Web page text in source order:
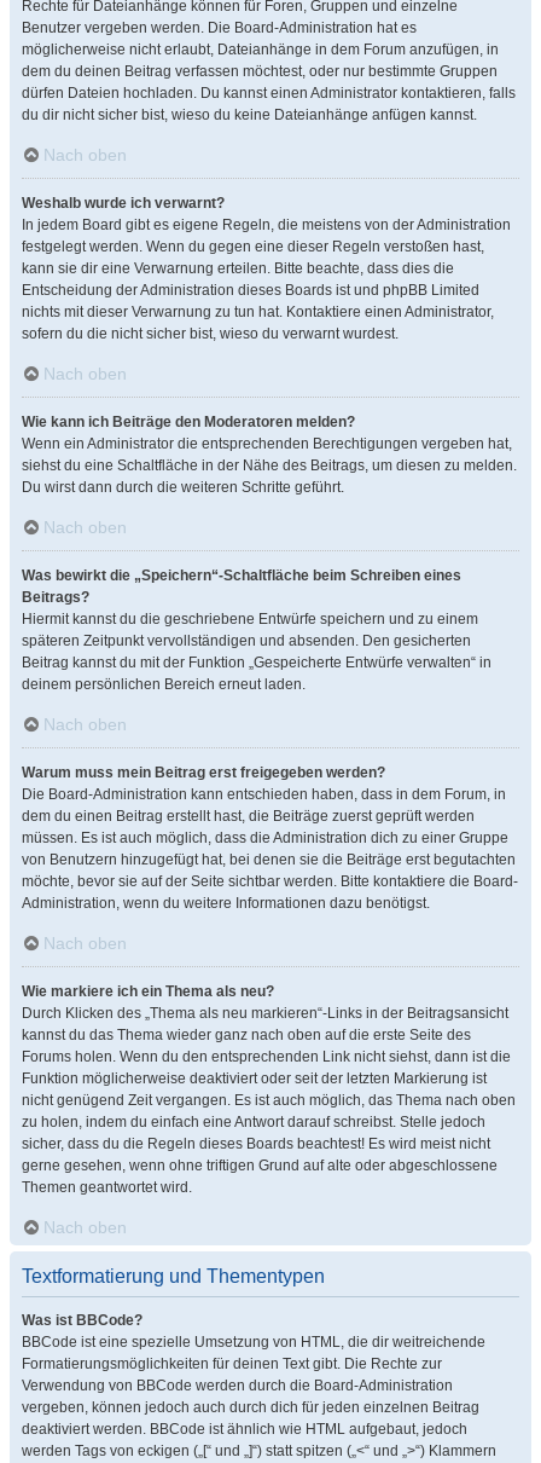
Rechte für Dateianhänge können für Foren, Gruppen und einzelne
Benutzer vergeben werden. Die Board-Administration hat es
möglicherweise nicht erlaubt, Dateianhänge in dem Forum anzufügen, in
dem du deinen Beitrag verfassen möchtest, oder nur bestimmte Gruppen
dürfen Dateien hochladen. Du kannst einen Administrator kontaktieren, falls
du dir nicht sicher bist, wieso du keine Dateianhänge anfügen kannst.
Nach oben
Weshalb wurde ich verwarnt?
In jedem Board gibt es eigene Regeln, die meistens von der Administration
festgelegt werden. Wenn du gegen eine dieser Regeln verstoßen hast,
kann sie dir eine Verwarnung erteilen. Bitte beachte, dass dies die
Entscheidung der Administration dieses Boards ist und phpBB Limited
nichts mit dieser Verwarnung zu tun hat. Kontaktiere einen Administrator,
sofern du die nicht sicher bist, wieso du verwarnt wurdest.
Nach oben
Wie kann ich Beiträge den Moderatoren melden?
Wenn ein Administrator die entsprechenden Berechtigungen vergeben hat,
siehst du eine Schaltfläche in der Nähe des Beitrags, um diesen zu melden.
Du wirst dann durch die weiteren Schritte geführt.
Nach oben
Was bewirkt die „Speichern“-Schaltfläche beim Schreiben eines
Beitrags?
Hiermit kannst du die geschriebene Entwürfe speichern und zu einem
späteren Zeitpunkt vervollständigen und absenden. Den gesicherten
Beitrag kannst du mit der Funktion „Gespeicherte Entwürfe verwalten“ in
deinem persönlichen Bereich erneut laden.
Nach oben
Warum muss mein Beitrag erst freigegeben werden?
Die Board-Administration kann entschieden haben, dass in dem Forum, in
dem du einen Beitrag erstellt hast, die Beiträge zuerst geprüft werden
müssen. Es ist auch möglich, dass die Administration dich zu einer Gruppe
von Benutzern hinzugefügt hat, bei denen sie die Beiträge erst begutachten
möchte, bevor sie auf der Seite sichtbar werden. Bitte kontaktiere die Board-
Administration, wenn du weitere Informationen dazu benötigst.
Nach oben
Wie markiere ich ein Thema als neu?
Durch Klicken des „Thema als neu markieren“-Links in der Beitragsansicht
kannst du das Thema wieder ganz nach oben auf die erste Seite des
Forums holen. Wenn du den entsprechenden Link nicht siehst, dann ist die
Funktion möglicherweise deaktiviert oder seit der letzten Markierung ist
nicht genügend Zeit vergangen. Es ist auch möglich, das Thema nach oben
zu holen, indem du einfach eine Antwort darauf schreibst. Stelle jedoch
sicher, dass du die Regeln dieses Boards beachtest! Es wird meist nicht
gerne gesehen, wenn ohne triftigen Grund auf alte oder abgeschlossene
Themen geantwortet wird.
Nach oben
Textformatierung und Thementypen
Was ist BBCode?
BBCode ist eine spezielle Umsetzung von HTML, die dir weitreichende
Formatierungsmöglichkeiten für deinen Text gibt. Die Rechte zur
Verwendung von BBCode werden durch die Board-Administration
vergeben, können jedoch auch durch dich für jeden einzelnen Beitrag
deaktiviert werden. BBCode ist ähnlich wie HTML aufgebaut, jedoch
werden Tags von eckigen („[“ und „]“) statt spitzen („<“ und „>“) Klammern